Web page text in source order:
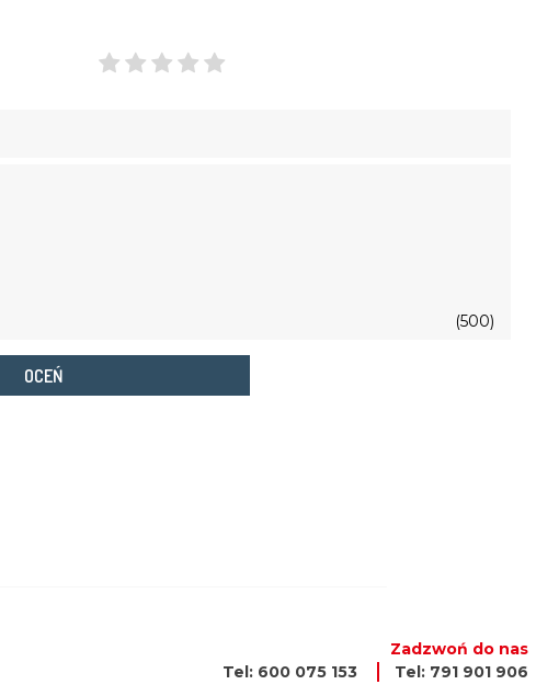
(500)
OCEŃ
Zadzwoń do nas
Tel: 600 075 153
Tel: 791 901 906